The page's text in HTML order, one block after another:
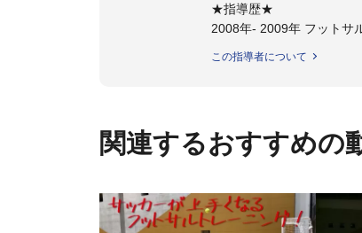
★指導歴★
2008年- 2009年 フットサ
2020年 -東京ヴェルディフ
ットサル選手となる
そのフットサルで、日本
この指導者について
関連するおすすめの